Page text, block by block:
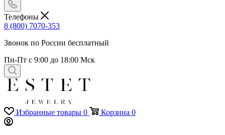
Телефоны
8 (800) 7070-353
Звонок по России бесплатный
Пн-Пт с 9:00 до 18:00 Мск
Избранные товары 0 Корзина 0